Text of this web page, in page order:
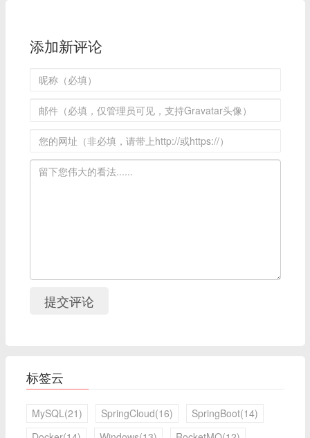
添加新评论
提交评论
标签云
MySQL(21) SpringCloud(16)
SpringBoot(14)